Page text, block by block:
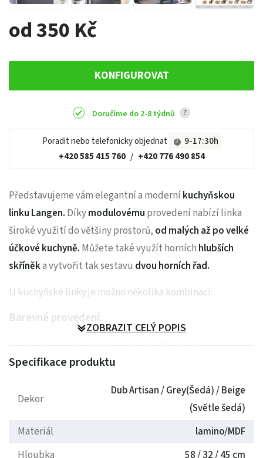
od 350 Kč
KONFIGUROVAT
Doručíme do 2-8 týdnů ?
Poradit nebo telefonicky objednat
9-17:30h
+420 585 415 760 / +420 776 490 854
Představujeme vám elegantní a moderníkuchyňskou
linku Langen. Díkymodulovému provedení nabízí linka
široké využití do většiny prostorů, od malých až po velké
účkové kuchyně. Můžete také využít horních hlubších
skříněka vytvořit tak sestavu dvou horních řad.
U kuchyňské linky je možno několika kombinací:
Barevné provedení:
Dvířkalze kombinovat buď
Na výběr máte ze
7mi Dekorů pracovní desky
Styl otvírání:
Kuchyňská linka
varianty otvírání
ZOBRAZIT CELÝ POPIS
Specifikace produktu
Dekor
Dub Artisan / Grey(Šedá) / Beige
(Světle šedá)
Materiál
lamino/MDF
Hloubka
58 / 32 / 45 cm